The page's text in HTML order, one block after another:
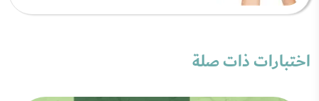
اختبارات ذات صلة